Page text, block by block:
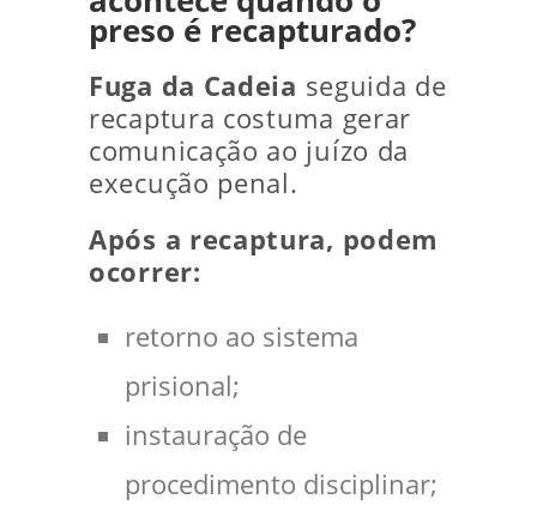
preso é recapturado?
Fuga da Cadeia seguida de
recaptura costuma gerar
comunicação ao juízo da
execução penal.
Após a recaptura, podem
ocorrer:
retorno ao sistema
prisional;
instauração de
procedimento disciplinar;